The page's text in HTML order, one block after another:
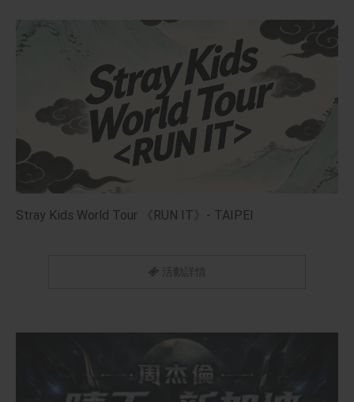
Stray Kids World Tour 《RUN IT》- TAIPEI
活動詳情